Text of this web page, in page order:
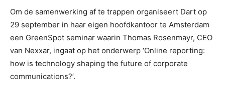
Om de samenwerking af te trappen organiseert Dart op
29 september in haar eigen hoofdkantoor te Amsterdam
een GreenSpot seminar waarin Thomas Rosenmayr, CEO
van Nexxar, ingaat op het onderwerp ‘Online reporting:
how is technology shaping the future of corporate
communications?’.